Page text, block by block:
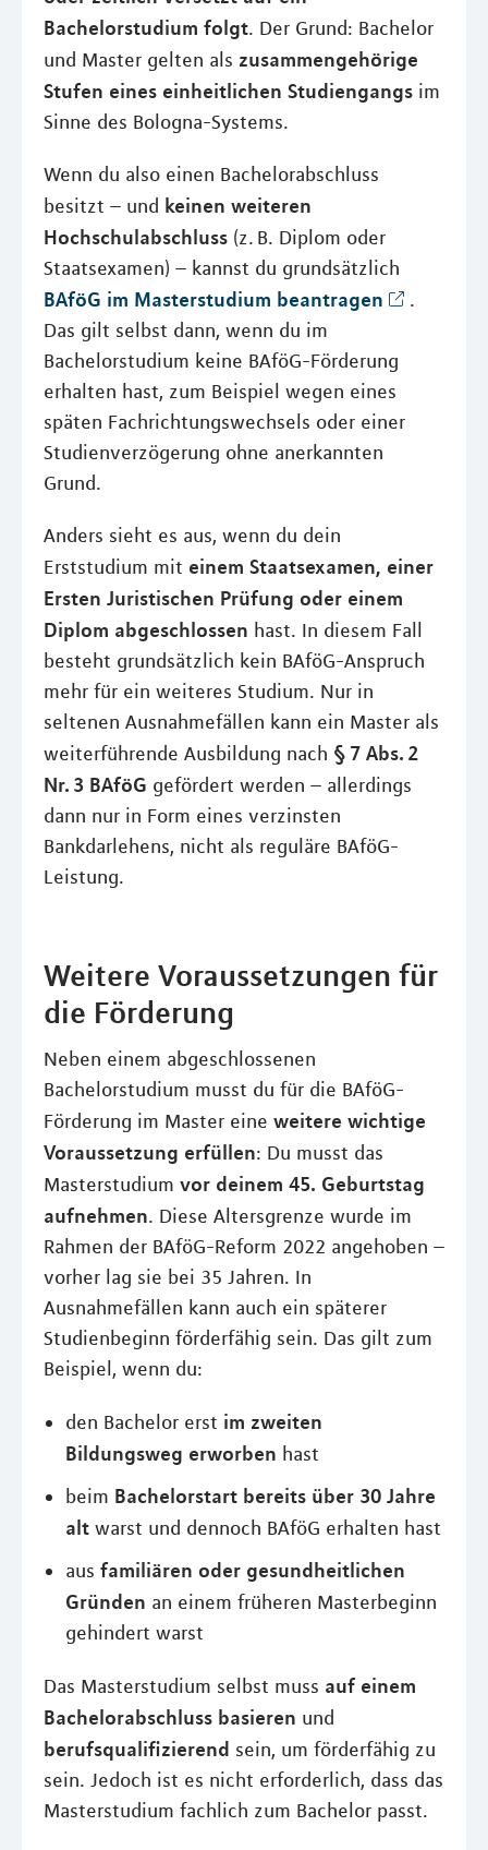
Bachelorstudium folgt. Der Grund: Bachelor
und Master gelten als zusammengehörige
Stufen eines einheitlichen Studiengangs im
Sinne des Bologna-Systems.
Wenn du also einen Bachelorabschluss
besitzt – und keinen weiteren
Hochschulabschluss (z. B. Diplom oder
Staatsexamen) – kannst du grundsätzlich
BAföG im Masterstudium beantragen
.
Das gilt selbst dann, wenn du im
Bachelorstudium keine BAföG-Förderung
erhalten hast, zum Beispiel wegen eines
späten Fachrichtungswechsels oder einer
Studienverzögerung ohne anerkannten
Grund.
Anders sieht es aus, wenn du dein
Erststudium mit einem Staatsexamen, einer
Ersten Juristischen Prüfung oder einem
Diplom abgeschlossen hast. In diesem Fall
besteht grundsätzlich kein BAföG-Anspruch
mehr für ein weiteres Studium. Nur in
seltenen Ausnahmefällen kann ein Master als
weiterführende Ausbildung nach § 7 Abs. 2
Nr. 3 BAföG gefördert werden – allerdings
dann nur in Form eines verzinsten
Bankdarlehens, nicht als reguläre BAföG-
Leistung.
Weitere Voraussetzungen für
die Förderung
Neben einem abgeschlossenen
Bachelorstudium musst du für die BAföG-
Förderung im Master eine weitere wichtige
Voraussetzung erfüllen: Du musst das
Masterstudium vor deinem 45. Geburtstag
aufnehmen. Diese Altersgrenze wurde im
Rahmen der BAföG-Reform 2022 angehoben –
vorher lag sie bei 35 Jahren. In
Ausnahmefällen kann auch ein späterer
Studienbeginn förderfähig sein. Das gilt zum
Beispiel, wenn du:
den Bachelor erst im zweiten
Bildungsweg erworben hast
beim Bachelorstart bereits über 30 Jahre
alt warst und dennoch BAföG erhalten hast
aus familiären oder gesundheitlichen
Gründen an einem früheren Masterbeginn
gehindert warst
Das Masterstudium selbst muss auf einem
Bachelorabschluss basieren und
berufsqualifizierend sein, um förderfähig zu
sein. Jedoch ist es nicht erforderlich, dass das
Masterstudium fachlich zum Bachelor passt.